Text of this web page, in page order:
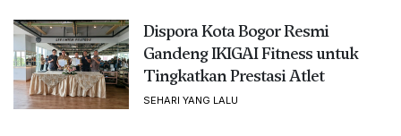
Dispora Kota Bogor Resmi
Gandeng IKIGAI Fitness untuk
Tingkatkan Prestasi Atlet
SEHARI YANG LALU